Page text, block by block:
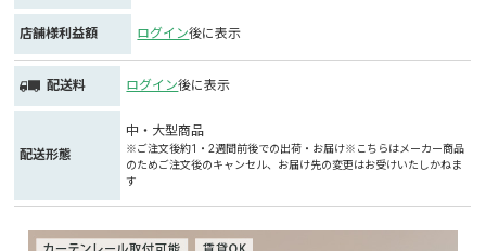
店舗様利益額 ログイン後に表示
配送料 ログイン後に表示
配送形態
中・大型商品
※ご注文後約1・2週間前後での出荷・お届け※こちらはメーカー商品
のためご注文後のキャンセル、お届け先の変更はお受けいたしかねま
す